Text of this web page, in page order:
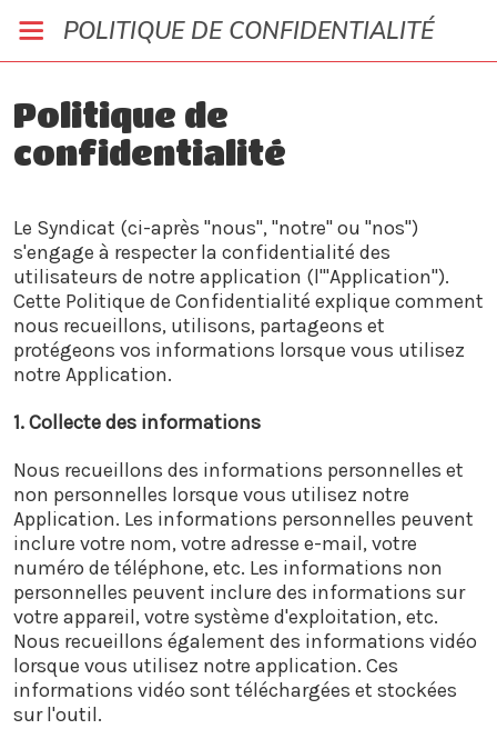
POLITIQUE DE CONFIDENTIALITÉ
Politique de
confidentialité
Le Syndicat (ci-après "nous", "notre" ou "nos")
s'engage à respecter la confidentialité des
utilisateurs de notre application (l'"Application").
Cette Politique de Confidentialité explique comment
nous recueillons, utilisons, partageons et
protégeons vos informations lorsque vous utilisez
notre Application.
1. Collecte des informations
Nous recueillons des informations personnelles et
non personnelles lorsque vous utilisez notre
Application. Les informations personnelles peuvent
inclure votre nom, votre adresse e-mail, votre
numéro de téléphone, etc. Les informations non
personnelles peuvent inclure des informations sur
votre appareil, votre système d'exploitation, etc.
Nous recueillons également des informations vidéo
lorsque vous utilisez notre application. Ces
informations vidéo sont téléchargées et stockées
sur l'outil.